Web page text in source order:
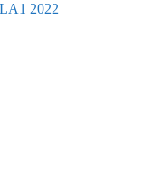
2022